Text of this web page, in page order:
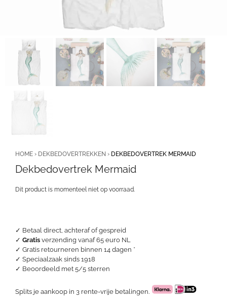
✓ Betaal direct, achteraf of gespreid
✓ Gratis verzending vanaf 65 euro NL
✓ Gratis retourneren binnen 14 dagen *
✓ Speciaalzaak sinds 1918
✓ Beoordeeld met 5/5 sterren
Splits je aankoop in 3 rente-vrije betalingen.
HOME › DEKBEDOVERTREKKEN › DEKBEDOVERTREK MERMAID
Dekbedovertrek Mermaid
Dit product is momenteel niet op voorraad.